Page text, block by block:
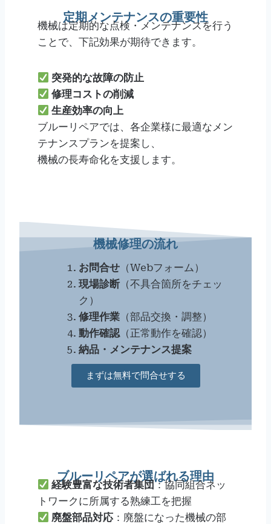
定期メンテナンスの重要性
機械は定期的な点検・メンテナンスを行う
ことで、下記効果が期待できます。
突発的な故障の防止
修理コストの削減
生産効率の向上
ブルーリペアでは、各企業様に最適なメン
テナンスプランを提案し、
機械の長寿命化を支援します。
機械修理の流れ
お問合せ （Webフォーム）
現場診断 （不具合箇所をチェッ
ク）
修理作業 （部品交換・調整）
動作確認（正常動作を確認）
納品・メンテナンス提案
まずは無料で問合せする
ブルーリペアが選ばれる理由
経験豊富な技術者集団 ：協同組合ネッ
トワークに所属する熟練工を把握
廃盤部品対応 ：廃盤になった機械の部